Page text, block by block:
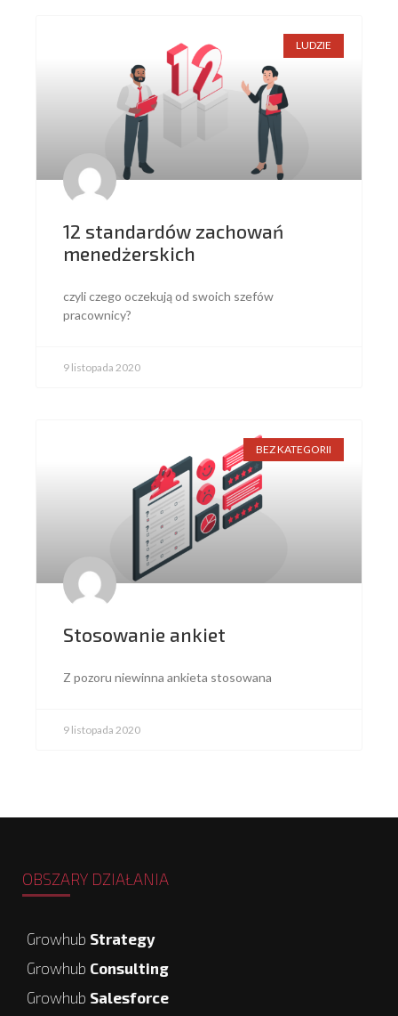
LUDZIE
12 standardów zachowań
menedżerskich
czyli czego oczekują od swoich szefów
pracownicy?
9 listopada 2020
BEZ KATEGORII
Stosowanie ankiet
Z pozoru niewinna ankieta stosowana
9 listopada 2020
OBSZARY DZIAŁANIA
Growhub Strategy
Growhub Consulting
Growhub Salesforce